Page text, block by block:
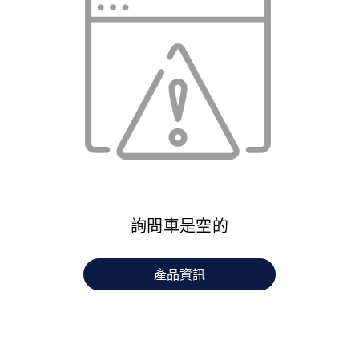
詢問車是空的
產品資訊